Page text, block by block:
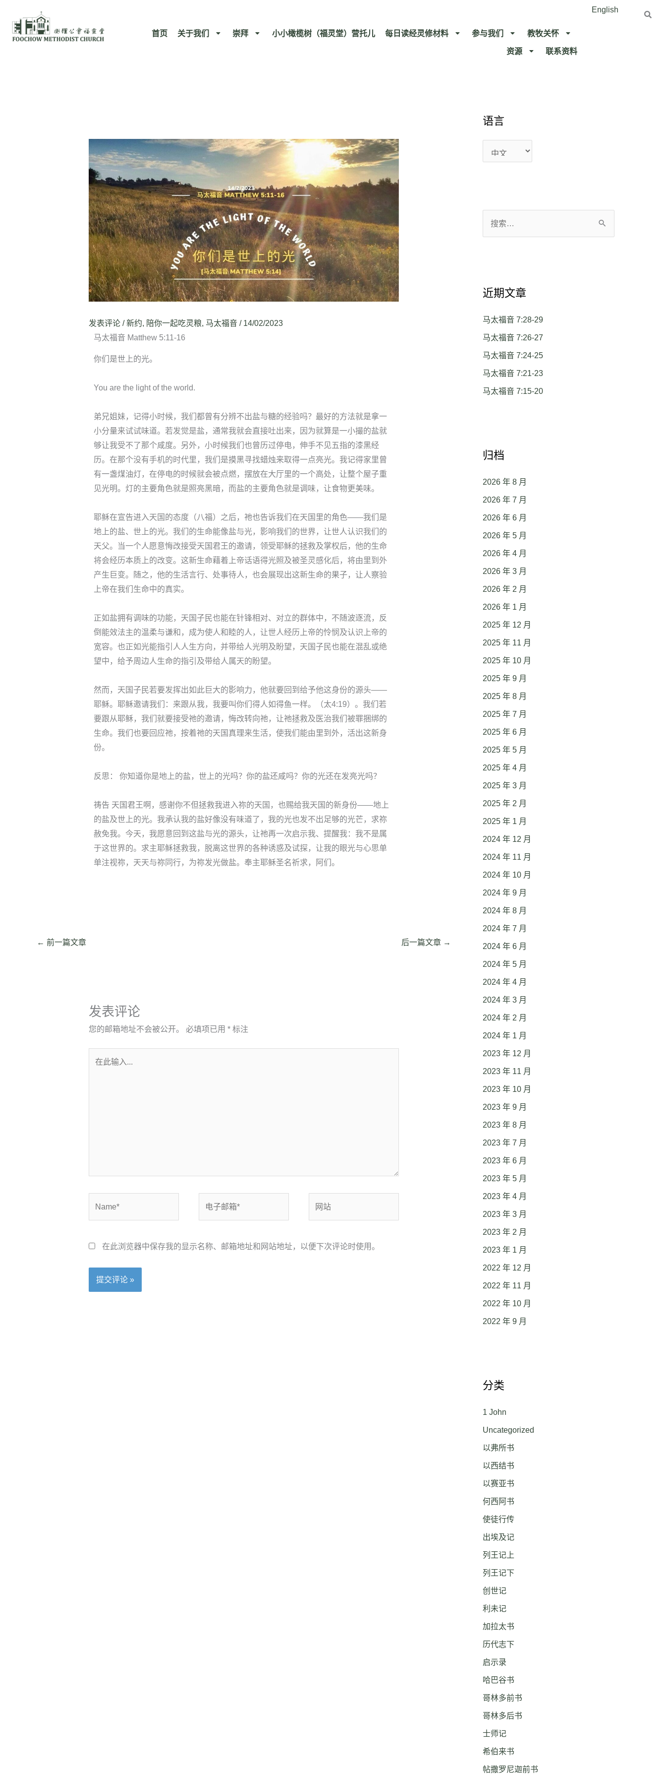
English
首页 关于我们 崇拜 小小橄榄树（福灵堂）营托儿 每日读经灵修材料 参与我们
教牧关怀​
资源
联系资料​
发表评论 /新约, 陪你一起吃灵粮, 马太福音/ 14/02/2023
马太福音 Matthew 5:11-16
你们是世上的光。
You are the light of the world.
弟兄姐妹，记得小时候，我们都曾有分辨不出盐与糖的经验吗？最好的方法就是拿一
小分量来试试味道。若发觉是盐，通常我就会直接吐出来，因为就算是一小撮的盐就
够让我受不了那个咸度。另外，小时候我们也曾历过停电，伸手不见五指的漆黑经
历。在那个没有手机的时代里，我们是摸黑寻找蜡烛来取得一点亮光。我记得家里曾
有一盏煤油灯，在停电的时候就会被点燃，摆放在大厅里的一个高处，让整个屋子重
见光明。灯的主要角色就是照亮黑暗，而盐的主要角色就是调味，让食物更美味。
耶稣在宣告进入天国的态度（八福）之后，祂也告诉我们在天国里的角色——我们是
地上的盐、世上的光。我们的生命能像盐与光，影响我们的世界，让世人认识我们的
天父。当一个人愿意悔改接受天国君王的邀请，领受耶稣的拯救及掌权后，他的生命
将会经历本质上的改变。这新生命藉着上帝话语得光照及被圣灵感化后，将由里到外
产生巨变。随之，他的生活言行、处事待人，也会展现出这新生命的果子，让人察验
上帝在我们生命中的真实。
正如盐拥有调味的功能，天国子民也能在针锋相对、对立的群体中，不随波逐流，反
倒能效法主的温柔与谦和，成为使人和睦的人，让世人经历上帝的怜悯及认识上帝的
宽容。也正如光能指引人人生方向，并带给人光明及盼望，天国子民也能在混乱或绝
望中，给予周边人生命的指引及带给人属天的盼望。
然而，天国子民若要发挥出如此巨大的影响力，他就要回到给予他这身份的源头——
耶稣。耶稣邀请我们：来跟从我，我要叫你们得人如得鱼一样。（太4:19）。我们若
要跟从耶稣，我们就要接受祂的邀请，悔改转向祂，让祂拯救及医治我们被罪捆绑的
生命。我们也要回应祂，按着祂的天国真理来生活，使我们能由里到外，活出这新身
份。
反思： 你知道你是地上的盐，世上的光吗？你的盐还咸吗？你的光还在发亮光吗？
祷告 天国君王啊，感谢你不但拯救我进入祢的天国，也赐给我天国的新身份——地上
的盐及世上的光。我承认我的盐好像没有味道了，我的光也发不出足够的光芒，求祢
赦免我。今天，我愿意回到这盐与光的源头，让祂再一次启示我、提醒我：我不是属
于这世界的。求主耶稣拯救我，脱离这世界的各种诱惑及试探，让我的眼光与心思单
单注视祢，天天与祢同行，为祢发光做盐。奉主耶稣圣名祈求，阿们。
← 前一篇文章 后一篇文章 →
发表评论
您的邮箱地址不会被公开。 必填项已用 *标注
箱
在此浏览器中保存我的显示名称、邮箱地址和网站地址，以便下次评论时使用。
语言
言
近期文章
马太福音 7:28-29
马太福音 7:26-27
马太福音 7:24-25
马太福音 7:21-23
马太福音 7:15-20
归档
2026 年 8 月
2026 年 7 月
2026 年 6 月
2026 年 5 月
2026 年 4 月
2026 年 3 月
2026 年 2 月
2026 年 1 月
2025 年 12 月
2025 年 11 月
2025 年 10 月
2025 年 9 月
2025 年 8 月
2025 年 7 月
2025 年 6 月
2025 年 5 月
2025 年 4 月
2025 年 3 月
2025 年 2 月
2025 年 1 月
2024 年 12 月
2024 年 11 月
2024 年 10 月
2024 年 9 月
2024 年 8 月
2024 年 7 月
2024 年 6 月
2024 年 5 月
2024 年 4 月
2024 年 3 月
2024 年 2 月
2024 年 1 月
2023 年 12 月
2023 年 11 月
2023 年 10 月
2023 年 9 月
2023 年 8 月
2023 年 7 月
2023 年 6 月
2023 年 5 月
2023 年 4 月
2023 年 3 月
2023 年 2 月
2023 年 1 月
2022 年 12 月
2022 年 11 月
2022 年 10 月
2022 年 9 月
分类
1 John
Uncategorized
以弗所书
以西结书
以赛亚书
何西阿书
使徒行传
出埃及记
列王记上
列王记下
创世记
利未记
加拉太书
历代志下
启示录
哈巴谷书
哥林多前书
哥林多后书
士师记
希伯来书
帖撒罗尼迦前书
言